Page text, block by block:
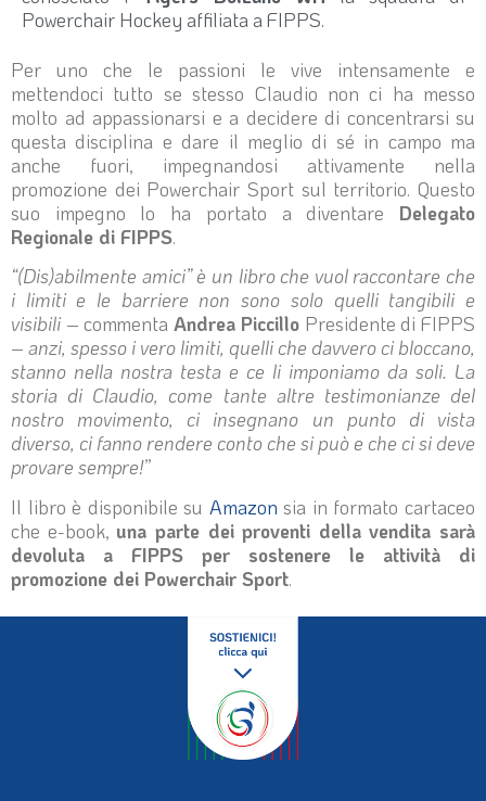
Powerchair Hockey affiliata a FIPPS.
Per uno che le passioni le vive intensamente e
mettendoci tutto se stesso Claudio non ci ha messo
molto ad appassionarsi e a decidere di concentrarsi su
questa disciplina e dare il meglio di sé in campo ma
anche fuori, impegnandosi attivamente nella
promozione dei Powerchair Sport sul territorio. Questo
suo impegno lo ha portato a diventare Delegato
Regionale di FIPPS.
“(Dis)abilmente amici” è un libro che vuol raccontare che
i limiti e le barriere non sono solo quelli tangibili e
visibili – commenta Andrea Piccillo Presidente di FIPPS
– anzi, spesso i vero limiti, quelli che davvero ci bloccano,
stanno nella nostra testa e ce li imponiamo da soli. La
storia di Claudio, come tante altre testimonianze del
nostro movimento, ci insegnano un punto di vista
diverso, ci fanno rendere conto che si può e che ci si deve
provare sempre!”
Il libro è disponibile su Amazon sia in formato cartaceo
che e-book, una parte dei proventi della vendita sarà
devoluta a FIPPS per sostenere le attività di
promozione dei Powerchair Sport.